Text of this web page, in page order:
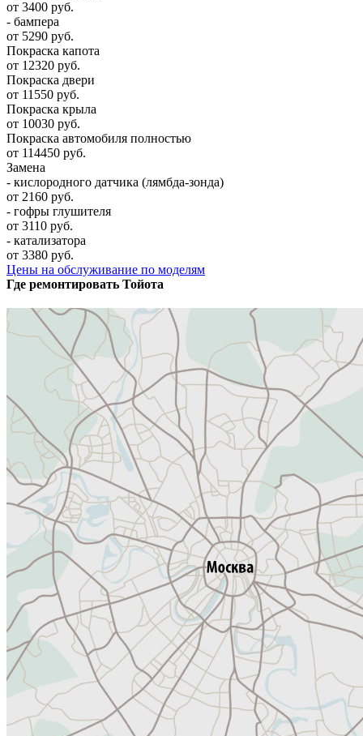
от 3400 руб.
- бампера
от 5290 руб.
Покраска капота
от 12320 руб.
Покраска двери
от 11550 руб.
Покраска крыла
от 10030 руб.
Покраска автомобиля полностью
от 114450 руб.
Замена
- кислородного датчика (лямбда-зонда)
от 2160 руб.
- гофры глушителя
от 3110 руб.
- катализатора
от 3380 руб.
Цены на обслуживание по моделям
Где ремонтировать Тойота